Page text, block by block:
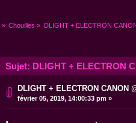
» Chouilles » DLIGHT + ELECTRON
Sujet: DLIGHT + ELECTRON
DLIGHT + ELECTRON CANON
février 05, 2019, 14:00:33 pm »